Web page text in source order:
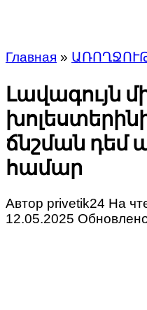
Главная »
Լավագույն
ճնշման դեմ
համար
Автор privetik24 На
12.05.2025